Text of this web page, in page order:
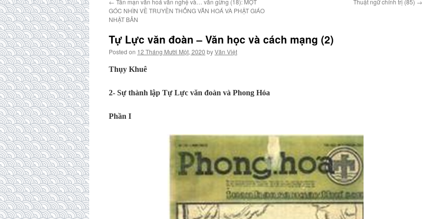
← Tản mạn văn hoá văn nghệ và… văn gừng (18): MỘT
GÓC NHÌN VỀ TRUYỀN THỐNG VĂN HOÁ VÀ PHẬT GIÁO
NHẬT BẢN
Thuật ngữ chính trị (85) →
Tự Lực văn đoàn – Văn học và cách mạng (2)
Posted on 12 Tháng Mười Một, 2020 byVăn Việt
Thụy Khuê
2- Sự thành lập Tự Lực văn đoàn và Phong Hóa
Phần I